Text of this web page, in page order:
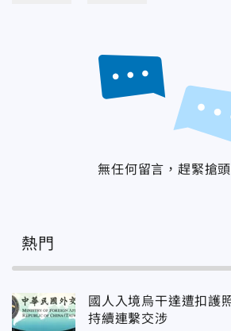
無任何留言，趕緊搶頭
熱門
國人入境烏干達遭扣護
持續連繫交涉